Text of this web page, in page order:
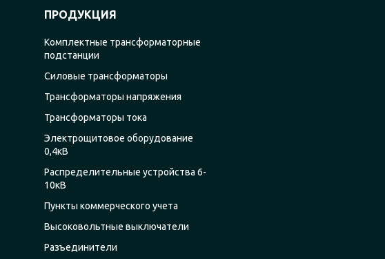
ПРОДУКЦИЯ
Комплектные трансформаторные
подстанции
Силовые трансформаторы
Трансформаторы напряжения
Трансформаторы тока
Электрощитовое оборудование
0,4кВ
Распределительные устройства 6-
10кВ
Пункты коммерческого учета
Высоковольтные выключатели
Разъединители